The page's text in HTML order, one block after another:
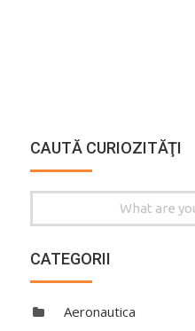
CAUTĂ CURIOZITĂŢI
for:
CATEGORII
Aeronautica